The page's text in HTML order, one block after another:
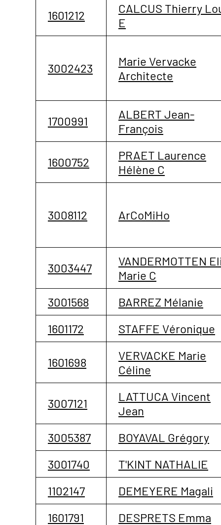
1601212
CALCUS Thierry
E
3002423
Marie Vervacke
Architecte
1700991
ALBERT Jean-
François
1600752
PRAET Laurence
Hélène C
3008112 ArCoMiHo
3003447
VANDERMOTTEN
Marie C
3001568
BARREZ Mélanie
1601172
STAFFE Véronique
1601698
VERVACKE Marie
Céline
3007121
LATTUCA Vincent
Jean
3005387
BOYAVAL Grégory
3001740
T'KINT NATHALIE
1102147
DEMEYERE Magali
1601791
DESPRETS Emma